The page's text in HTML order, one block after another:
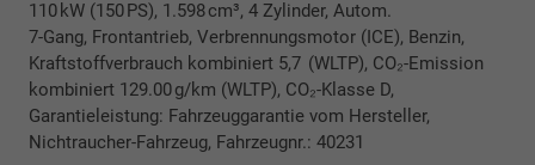
110 kW (150 PS), 1.598 cm³, 4 Zylinder, Autom.
7-Gang, Frontantrieb, Verbrennungsmotor (ICE), Benzin,
Kraftstoffverbrauch kombiniert 5,7 (WLTP), CO₂-Emission
kombiniert 129.00 g/km (WLTP), CO₂-Klasse D,
Garantieleistung: Fahrzeuggarantie vom Hersteller,
Nichtraucher-Fahrzeug, Fahrzeugnr.: 40231